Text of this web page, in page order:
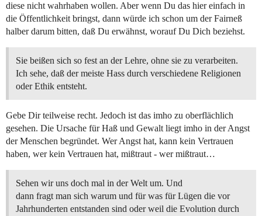
diese nicht wahrhaben wollen. Aber wenn Du das hier einfach in
die Öffentlichkeit bringst, dann würde ich schon um der Fairneß
halber darum bitten, daß Du erwähnst, worauf Du Dich beziehst.
Sie beißen sich so fest an der Lehre, ohne sie zu verarbeiten.
Ich sehe, daß der meiste Hass durch verschiedene Religionen
oder Ethik entsteht.
Gebe Dir teilweise recht. Jedoch ist das imho zu oberflächlich
gesehen. Die Ursache für Haß und Gewalt liegt imho in der Angst
der Menschen begründet. Wer Angst hat, kann kein Vertrauen
haben, wer kein Vertrauen hat, mißtraut - wer mißtraut…
Sehen wir uns doch mal in der Welt um. Und
dann fragt man sich warum und für was für Lügen die vor
Jahrhunderten entstanden sind oder weil die Evolution durch